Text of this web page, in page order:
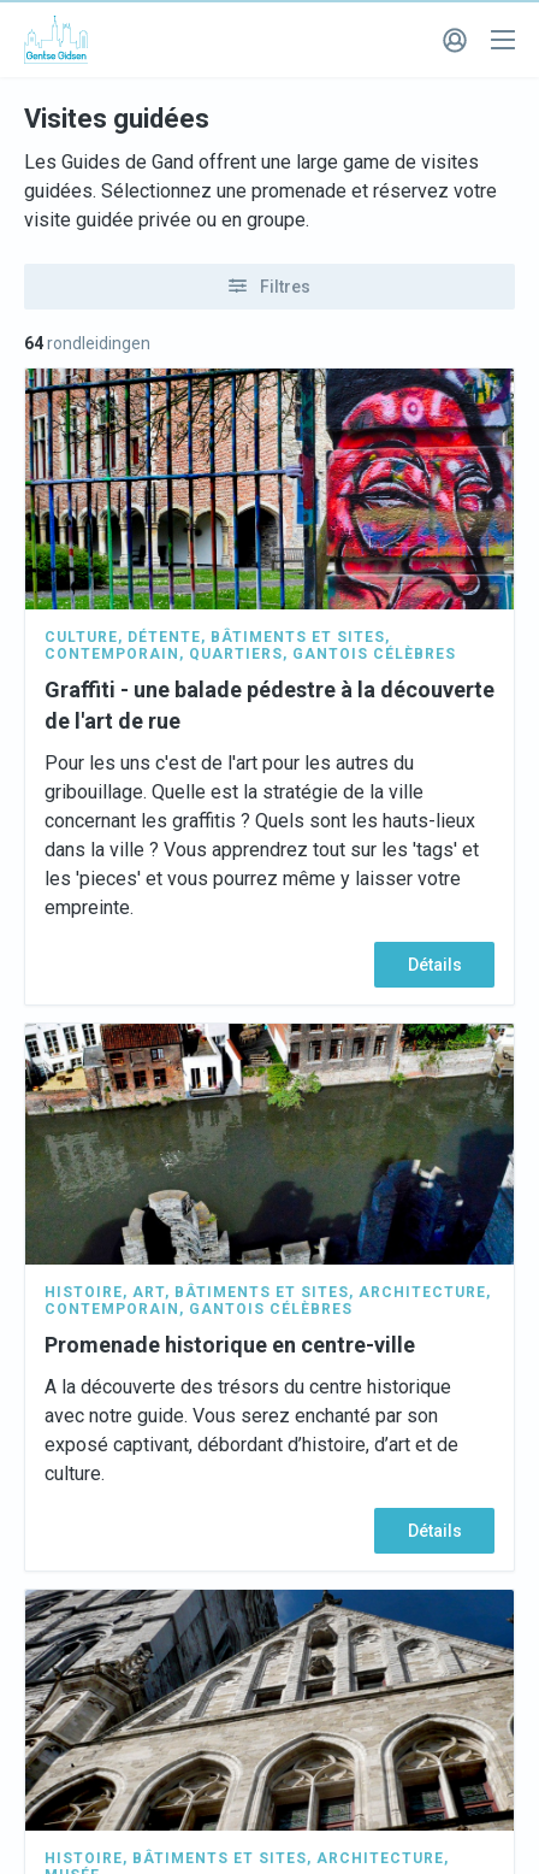
Visites guidées
Les Guides de Gand offrent une large game de visites
guidées. Sélectionnez une promenade et réservez votre
visite guidée privée ou en groupe.
Filtres
64rondleidingen
CULTURE, DÉTENTE, BÂTIMENTS ET SITES,
CONTEMPORAIN , QUARTIERS, GANTOIS CÉLÈBRES
Graffiti - une balade pédestre à la découverte
de l'art de rue
Pour les uns c'est de l'art pour les autres du
gribouillage. Quelle est la stratégie de la ville
concernant les graffitis ? Quels sont les hauts-lieux
dans la ville ? Vous apprendrez tout sur les 'tags' et
les 'pieces' et vous pourrez même y laisser votre
empreinte.
Détails
HISTOIRE, ART, BÂTIMENTS ET SITES, ARCHITECTURE,
CONTEMPORAIN , GANTOIS CÉLÈBRES
Promenade historique en centre-ville
A la découverte des trésors du centre historique
avec notre guide. Vous serez enchanté par son
exposé captivant, débordant d’histoire, d’art et de
culture.
Détails
HISTOIRE, BÂTIMENTS ET SITES, ARCHITECTURE,